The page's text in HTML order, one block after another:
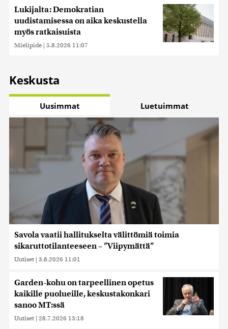
Lukijalta: Demokratian
uudistamisessa on aika keskustella
myös ratkaisuista
Mielipide | 5.8.2026 11:07
Keskusta
Uusimmat Luetuimmat
Savola vaatii hallitukselta välittömiä toimia
sikaruttotilanteeseen – ”Viipymättä”
Uutiset | 3.8.2026 11:01
Garden-kohu on tarpeellinen opetus
kaikille puolueille, keskustakonkari
sanoo MT:ssä
Uutiset | 28.7.2026 13:18